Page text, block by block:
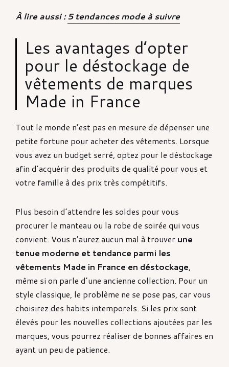
À lire aussi :5 tendances mode à suivre
Les avantages d’opter
pour le déstockage de
vêtements de marques
Made in France
Tout le monde n’est pas en mesure de dépenser une
petite fortune pour acheter des vêtements. Lorsque
vous avez un budget serré, optez pour le déstockage
afin d’acquérir des produits de qualité pour vous et
votre famille à des prix très compétitifs.
Plus besoin d’attendre les soldes pour vous
procurer le manteau ou la robe de soirée qui vous
convient. Vous n’aurez aucun mal à trouver une
tenue moderne et tendance parmi les
vêtements Made in France en déstockage,
même si on parle d’une ancienne collection. Pour un
style classique, le problème ne se pose pas, car vous
choisirez des habits intemporels. Si les prix sont
élevés pour les nouvelles collections ajoutées par les
marques, vous pourrez réaliser de bonnes affaires en
ayant un peu de patience.